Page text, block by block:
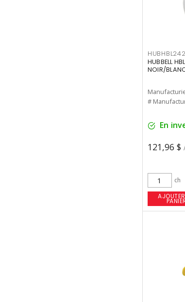
HUBBELL
NOIR/
#
En
121,96 $
ch